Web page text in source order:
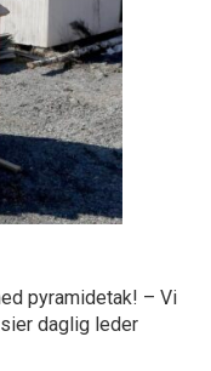
pyramidetak! – Vi
daglig leder